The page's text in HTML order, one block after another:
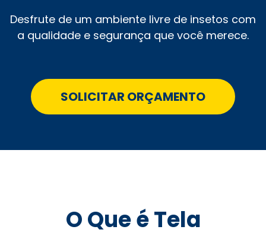
Desfrute de um ambiente livre de insetos com
a qualidade e segurança que você merece.
SOLICITAR ORÇAMENTO
O Que é Tela